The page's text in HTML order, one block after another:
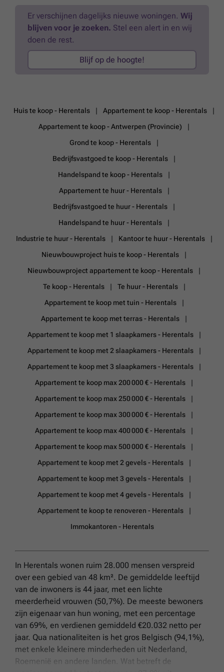
en grote raampartijen. De appartementen zijn aangesloten op een
centraal warmtenet gevoed door een innovatief KWO-systeem
(koude-warmteopslag in de bodem), aangevuld met individuele
warmtepompen voor verwarming en sanitair warm water. Dit
geïntegreerde energieconcept zorgt niet alleen voor een uitzonderlijk
laag energieverbruik (uitstekend E-peil), maar garandeert ook een
weten?
Er verschijnen dagelijks nieuwe woningen. Wij
blijven voor je zoeken. Stel een alert in en wij
doen de rest.
Blijf op de hoogte!
Huis te koop - Herentals
Appartement te koop - Herentals
Appartement te koop - Antwerpen (Provincie)
Grond te koop - Herentals
Bedrijfsvastgoed te koop - Herentals
Handelspand te koop - Herentals
Appartement te huur - Herentals
Bedrijfsvastgoed te huur - Herentals
Handelspand te huur - Herentals
Industrie te huur - Herentals
Kantoor te huur - Herentals
Nieuwbouwproject huis te koop - Herentals
Nieuwbouwproject appartement te koop - Herentals
Te koop - Herentals
Te huur - Herentals
Appartement te koop met tuin - Herentals
Appartement te koop met terras - Herentals
Appartement te koop met 1 slaapkamers - Herentals
Appartement te koop met 2 slaapkamers - Herentals
Appartement te koop met 3 slaapkamers - Herentals
Appartement te koop max 200 000 € - Herentals
Appartement te koop max 250 000 € - Herentals
Appartement te koop max 300 000 € - Herentals
Appartement te koop max 400 000 € - Herentals
Appartement te koop max 500 000 € - Herentals
Appartement te koop met 2 gevels - Herentals
Appartement te koop met 3 gevels - Herentals
Appartement te koop met 4 gevels - Herentals
Appartement te koop te renoveren - Herentals
Immokantoren - Herentals
In Herentals wonen ruim 28.000 mensen verspreid
over een gebied van 48 km². De gemiddelde leeftijd
van de inwoners is 44 jaar, met een lichte
meerderheid vrouwen (50,7%). De meeste bewoners
zijn eigenaar van hun woning, met een percentage
van 69%, en verdienen gemiddeld €20.032 netto per
jaar. Qua nationaliteiten is het gros Belgisch (94,1%),
met enkele kleinere minderheden uit Nederland,
Roemenië en andere landen. Wat betreft de